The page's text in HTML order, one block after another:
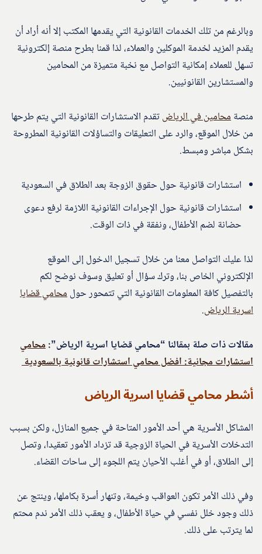
وبالرغم من تلك الخدمات القانونية التي يقدمها المكتب إلا أنه أراد أن
يقدم المزيد لخدمة الموكلين والعملاء، لذا قمنا بطرح منصة إلكترونية
تسهل للعملاء إمكانية التواصل مع نخبة متميزة من المحامين
والمستشارين القانونيين.
منصةمحامين في الرياضتقدم الاستشارات القانونية التي يتم طرحها
من خلال الموقع، والرد على التعليقات والتساؤلات القانونية المطروحة
بشكل مباشر ومبسط.
استشارات قانونية حول حقوق الزوجة بعد الطلاق في السعودية
استشارات قانونية حول الإجراءات القانونية اللازمة لرفع دعوى
حضانة لضم الأطفال، ونفقة في ذات الوقت.
لذا عليك التواصل معنا من خلال تسجيل الدخول إلى الموقع
الإلكتروني الخاص بنا، وترك سؤال أو تعليق وسوف نوضح لكم
بالتفصيل كافة المعلومات القانونية التي تتمحور حولمحامي قضايا
اسرية الرياض.
مقالات ذات صلة بمقالنا “محامي قضايا اسرية الرياض”:محامي
استشارات مجانية: افضل محامي استشارات قانونية بالسعودية
أشطر محامي قضايا اسرية الرياض
المشاكل الأسرية هي أحد الأمور المتاحة في جميع المنازل، ولكن بسبب
التدخلات الأسرية في الحياة الزوجية قد تزداد الأمور تعقيدا، وتصل
إلى الطلاق، أو في أغلب الأحيان يتم اللجوء إلى ساحات القضاء.
وفي ذلك الأمر تكون العواقب وخيمة، وتنهار أسرة بكاملها، وينتج عن
ذلك وجود خلل نفسي في حياة الأطفال، و يعقب ذلك الأمر ندم محتم
لما يترتب على ذلك.